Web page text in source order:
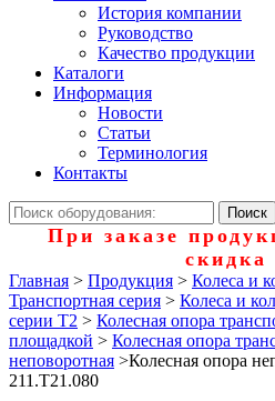
История компании
Руководство
Качество продукции
Каталоги
Информация
Новости
Статьи
Терминология
Контакты
При заказе
скидка
Главная > Продукция > Колеса и
Транспортная серия > Колеса и
серии Т2 > Колесная опора
площадкой > Колесная опора
неповоротная >Колесная опора
211.Т21.080